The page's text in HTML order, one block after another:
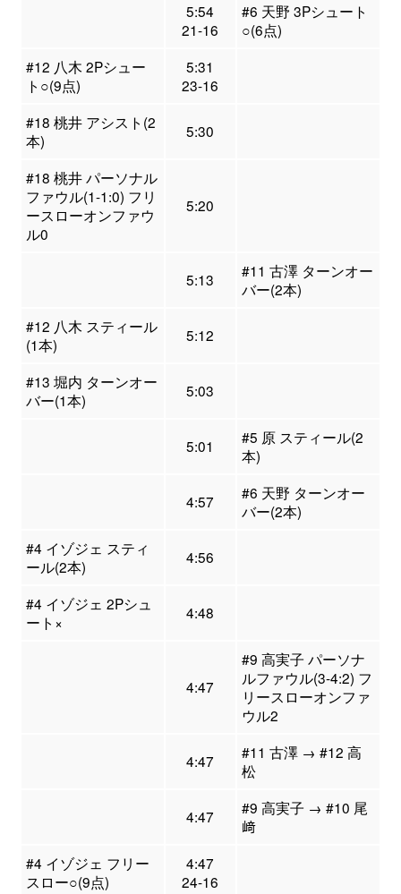
5:54
21-16
#6 天野 3Pシュート
○(6点)
#12 八木 2Pシュー
ト○(9点)
5:31
23-16
#18 桃井 アシスト(2
本)
5:30
#18 桃井 パーソナル
ファウル(1-1:0) フリ
ースローオンファウ
ル0
5:20
5:13
#11 古澤 ターンオー
バー(2本)
#12 八木 スティール
(1本)
5:12
#13 堀内 ターンオー
バー(1本)
5:03
5:01
#5 原 スティール(2
本)
4:57
#6 天野 ターンオー
バー(2本)
#4 イゾジェ スティ
ール(2本)
4:56
#4 イゾジェ 2Pシュ
ート×
4:48
4:47
#9 高実子 パーソナ
ルファウル(3-4:2) フ
リースローオンファ
ウル2
4:47
#11 古澤 → #12 高
松
4:47
#9 高実子 → #10 尾
﨑
#4 イゾジェ フリー
スロー○(9点)
4:47
24-16